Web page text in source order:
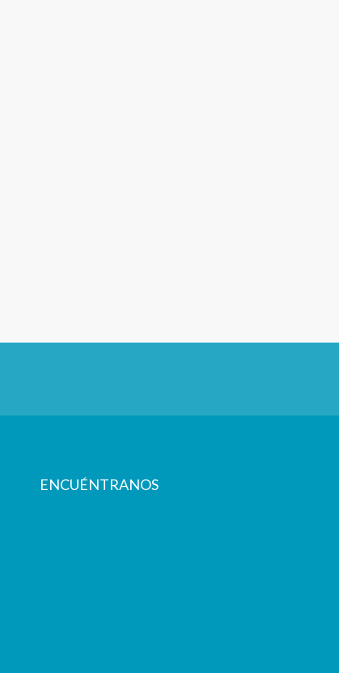
ENCUÉNTRANOS